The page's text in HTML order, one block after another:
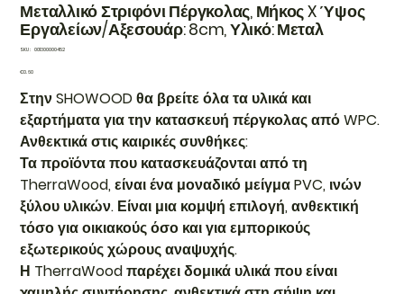
Μεταλλικό Στριφόνι Πέργκολας, Μήκος X Ύψος
Εργαλείων/Αξεσουάρ: 8cm, Υλικό: Μεταλ
SKU: SKU
001300000452
Price
€0.60
Στην SHOWOOD θα βρείτε όλα τα υλικά και
εξαρτήματα για την κατασκευή πέργκολας από WPC.
Ανθεκτικά στις καιρικές συνθήκες:
Τα προϊόντα που κατασκευάζονται από τη
TherraWood, είναι ένα μοναδικό μείγμα PVC, ινών
ξύλου υλικών. Είναι μια κομψή επιλογή, ανθεκτική
τόσο για οικιακούς όσο και για εμπορικούς
εξωτερικούς χώρους αναψυχής.
Η TherraWood παρέχει δομικά υλικά που είναι